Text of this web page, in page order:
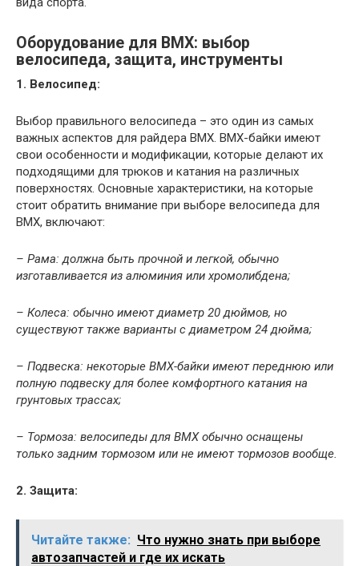
Оборудование для ВМХ: выбор
велосипеда, защита, инструменты
1. Велосипед:
Выбор правильного велосипеда – это один из самых
важных аспектов для райдера ВМХ. ВМХ-байки имеют
свои особенности и модификации, которые делают их
подходящими для трюков и катания на различных
поверхностях. Основные характеристики, на которые
стоит обратить внимание при выборе велосипеда для
ВМХ, включают:
– Рама: должна быть прочной и легкой, обычно
изготавливается из алюминия или хромолибдена;
– Колеса: обычно имеют диаметр 20 дюймов, но
существуют также варианты с диаметром 24 дюйма;
– Подвеска: некоторые ВМХ-байки имеют переднюю или
полную подвеску для более комфортного катания на
грунтовых трассах;
– Тормоза: велосипеды для ВМХ обычно оснащены
только задним тормозом или не имеют тормозов вообще.
2. Защита:
Читайте также: Что нужно знать при выборе
автозапчастей и где их искать